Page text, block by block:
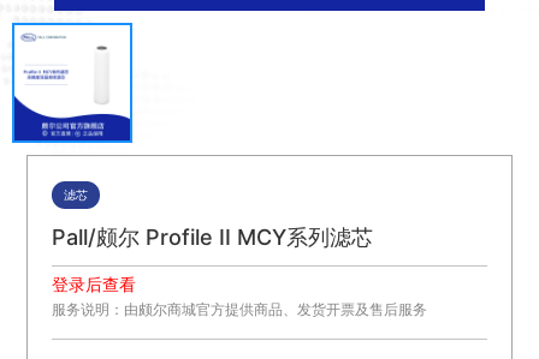
滤芯
Pall/颇尔 Profile II MCY系列滤芯
登录后查看
服务说明：由颇尔商城官方提供商品、发货开票及售后服务